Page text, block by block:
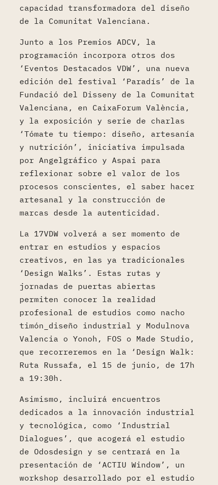
capacidad transformadora del diseño
de la Comunitat Valenciana.
Junto a los Premios ADCV, la
programación incorpora otros dos
‘Eventos Destacados VDW’, una nueva
edición del festival ‘Paradís’ de la
Fundació del Disseny de la Comunitat
Valenciana, en CaixaForum València,
y la exposición y serie de charlas
‘Tómate tu tiempo: diseño, artesanía
y nutrición’, iniciativa impulsada
por Angelgráfico y Aspai para
reflexionar sobre el valor de los
procesos conscientes, el saber hacer
artesanal y la construcción de
marcas desde la autenticidad.
La 17VDW volverá a ser momento de
entrar en estudios y espacios
creativos, en las ya tradicionales
‘Design Walks’. Estas rutas y
jornadas de puertas abiertas
permiten conocer la realidad
profesional de estudios como nacho
timón_diseño industrial y Modulnova
Valencia o Yonoh, FOS o Made Studio,
que recorreremos en la ‘Design Walk:
Ruta Russafa, el 15 de junio, de 17h
a 19:30h.
Asimismo, incluirá encuentros
dedicados a la innovación industrial
y tecnológica, como ‘Industrial
Dialogues’, que acogerá el estudio
de Odosdesign y se centrará en la
presentación de ‘ACTIU Window’, un
workshop desarrollado por el estudio